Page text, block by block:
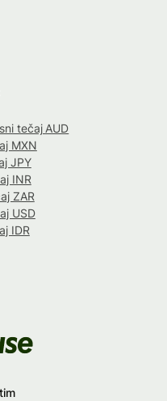
tečaj AUD
MXN
JPY
INR
ZAR
USD
IDR